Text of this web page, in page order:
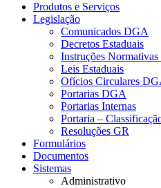
Produtos e Serviços
Legislação
Comunicados DGA
Decretos Estaduais
Instruções
Leis Estaduais
Ofícios Circulares
Portarias DGA
Portarias Internas
Portaria –
Resoluções GR
Formulários
Documentos
Sistemas
Administrativo